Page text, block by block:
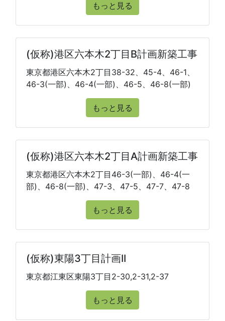
もっと見る
(仮称)港区六本木2丁目B計画新築工事
東京都港区六本木2丁目38-32、45-4、46-1、
46-3(一部)、46-4(一部)、46-5、46-8(一部)
もっと見る
(仮称)港区六本木2丁目A計画新築工事
東京都港区六本木2丁目46-3(一部)、46-4(一
部)、46-8(一部)、47-3、47-5、47-7、47-8
もっと見る
(仮称)東陽3丁目計画II
東京都江東区東陽3丁目2-30,2-31,2-37
もっと見る